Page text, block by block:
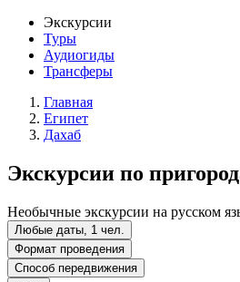
Экскурсии
Туры
Аудиогиды
Трансферы
Главная
Египет
Дахаб
Экскурсии по
Необычные экскурсии на русском
Любые даты, 1 чел.
Формат проведения
Способ передвижения